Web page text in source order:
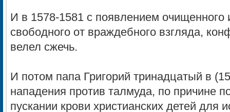
И в 1578-1581 с появлением очищенного
свободного от враждебного взгляда,
велел сжечь.
И потом папа Григорий тринадцатый в
нападения против талмуда, по причине
пускании крови христианских детей для